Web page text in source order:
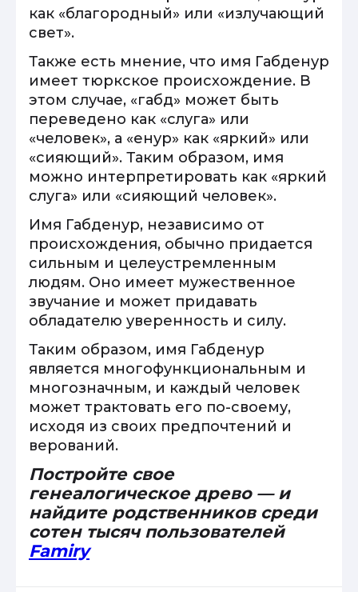
как «благородный» или «излучающий
свет».
Также есть мнение, что имя Габденур
имеет тюркское происхождение. В
этом случае, «габд» может быть
переведено как «слуга» или
«человек», а «енур» как «яркий» или
«сияющий». Таким образом, имя
можно интерпретировать как «яркий
слуга» или «сияющий человек».
Имя Габденур, независимо от
происхождения, обычно придается
сильным и целеустремленным
людям. Оно имеет мужественное
звучание и может придавать
обладателю уверенность и силу.
Таким образом, имя Габденур
является многофункциональным и
многозначным, и каждый человек
может трактовать его по-своему,
исходя из своих предпочтений и
верований.
Постройте свое
генеалогическое древо — и
найдите родственников среди
сотен тысяч пользователей
Famiry